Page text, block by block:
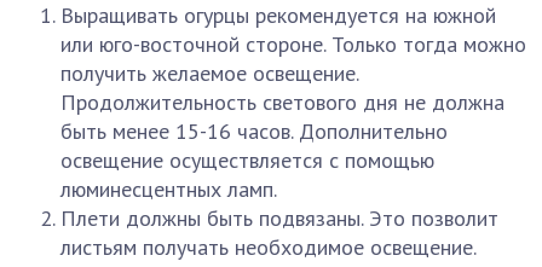
Выращивать огурцы рекомендуется на южной
или юго-восточной стороне. Только тогда можно
получить желаемое освещение.
Продолжительность светового дня не должна
быть менее 15-16 часов. Дополнительно
освещение осуществляется с помощью
люминесцентных ламп.
Плети должны быть подвязаны. Это позволит
листьям получать необходимое освещение.